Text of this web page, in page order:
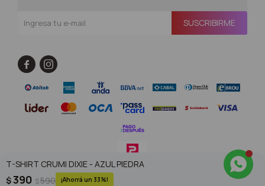
T-SHIRT CRUMI DIXIE - AZUL PIEDRA
$390 $590 33
SUSCRIBIRME
 
© Copyright 2026 / Superoutlet / FORTER S.A Rut 213720560017